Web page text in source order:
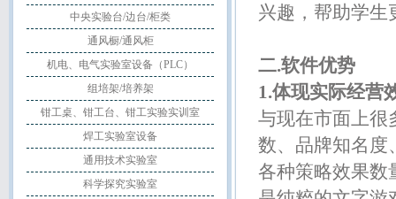
中央实验台/边台/柜类
通风橱/通风柜
机电、电气实验室设备（PLC）
组培架/培养架
钳工桌、钳工台、钳工实验实训室
焊工实验室设备
通用技术实验室
科学探究实验室
兴趣，帮助学生
二.软件优势
1.体现实际经营
与现在市面上很
数、品牌知名度
各种策略效果数